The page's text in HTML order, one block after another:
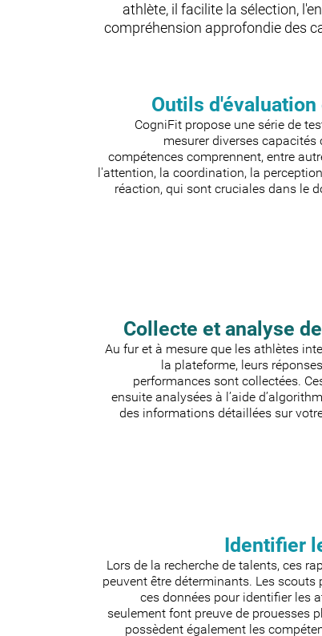
athlète, il facilite la sélection,
compréhension approfondie des
Outils
CogniFit propose une série de
mesurer diverses capacités
compétences comprennent, entre
l'attention, la coordination, la
réaction, qui sont cruciales dans le
Collecte et analyse
Au fur et à mesure que les athlètes
la plateforme, leurs
performances sont collectées.
ensuite analysées à l’aide
des informations détaillées sur
Identifier
Lors de la recherche de talents, ces
peuvent être déterminants. Les scouts
ces données pour identifier les
seulement font preuve de prouesses
possèdent également les